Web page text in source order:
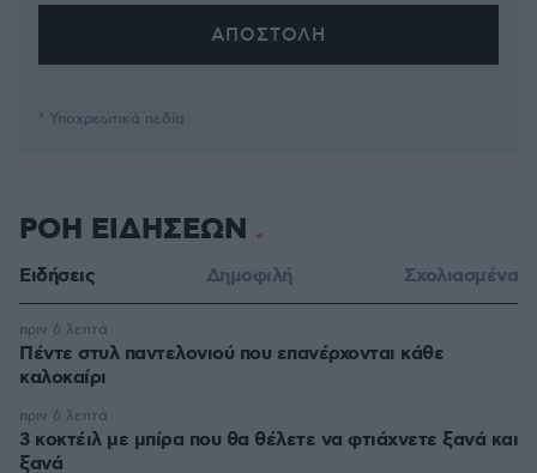
* Υποχρεωτικά πεδία
ΡΟΗ ΕΙΔΗΣΕΩΝ
Ειδήσεις Δημοφιλή Σχολιασμένα
Πέντε στυλ παντελονιού που επανέρχονται κάθε
καλοκαίρι
πριν 6 λεπτά
3 κοκτέιλ με μπίρα που θα θέλετε να φτιάχνετε ξανά και
ξανά
πριν 6 λεπτά